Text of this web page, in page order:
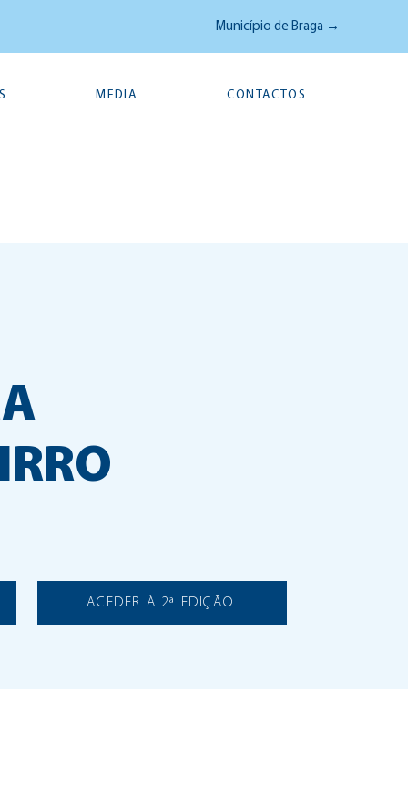
Município de Braga →
MEDIA CONTACTOS
ACEDER À 2ª EDIÇÃO